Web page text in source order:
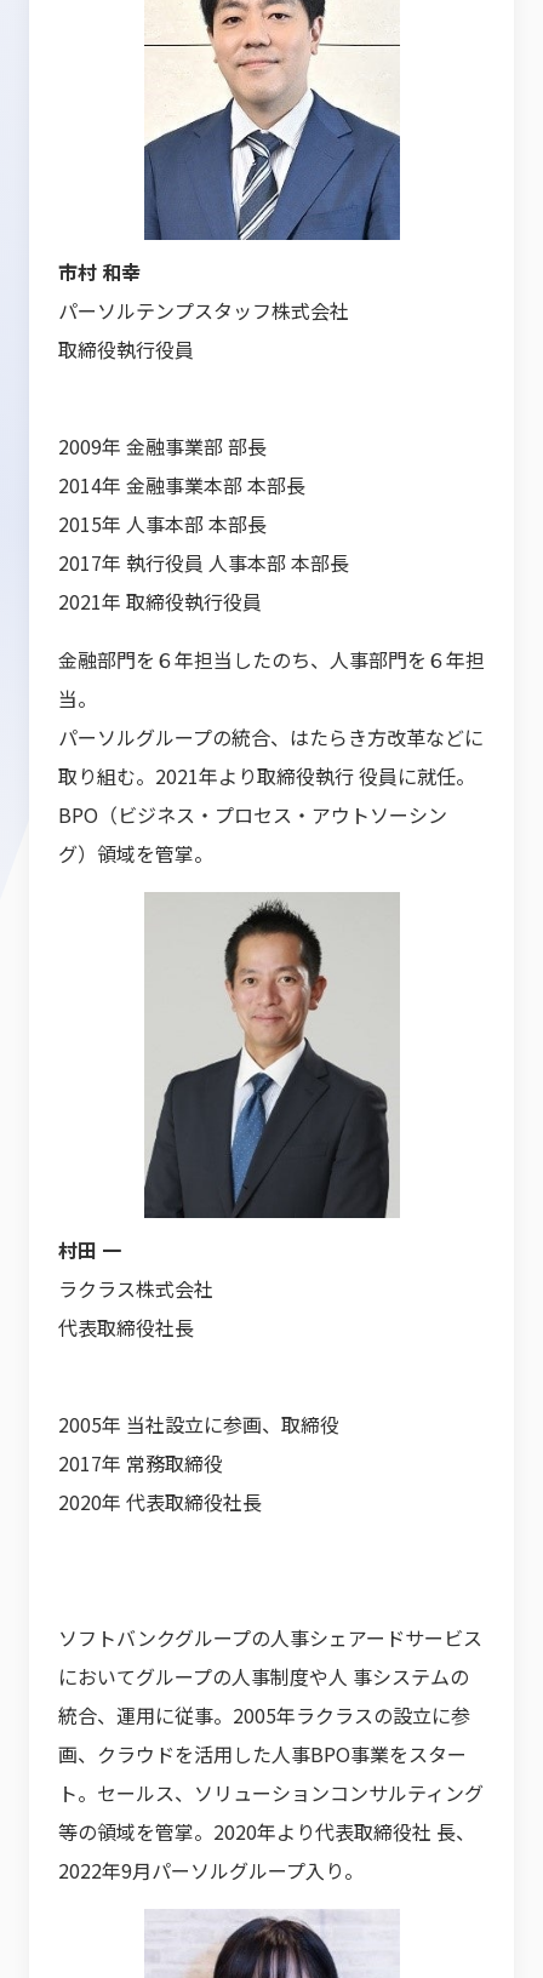
市村 和幸
パーソルテンプスタッフ株式会社
取締役執行役員
2009年 金融事業部 部長
2014年 金融事業本部 本部長
2015年 人事本部 本部長
2017年 執行役員 人事本部 本部長
2021年 取締役執行役員
金融部門を６年担当したのち、人事部門を６年担
当。
パーソルグループの統合、はたらき方改革などに
取り組む。2021年より取締役執行 役員に就任。
BPO（ビジネス・プロセス・アウトソーシン
グ）領域を管掌。
村田 一
ラクラス株式会社
代表取締役社長
2005年 当社設立に参画、取締役
2017年 常務取締役
2020年 代表取締役社長
ソフトバンクグループの人事シェアードサービス
においてグループの人事制度や人 事システムの
統合、運用に従事。2005年ラクラスの設立に参
画、クラウドを活用した人事BPO事業をスター
ト。セールス、ソリューションコンサルティング
等の領域を管掌。2020年より代表取締役社 長、
2022年9月パーソルグループ入り。